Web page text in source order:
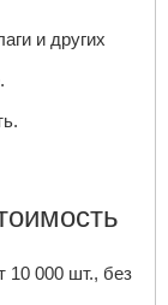
и других
10 000 шт., без